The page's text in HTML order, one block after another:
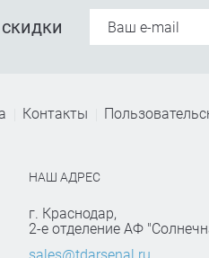
Контакты
НАШ АДРЕС
г. Краснодар,
2-е отделение АФ